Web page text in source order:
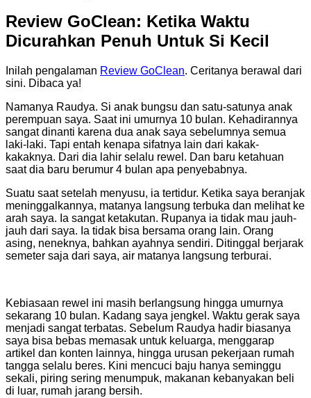
Review GoClean: Ketika Waktu
Dicurahkan Penuh Untuk Si Kecil
Inilah pengalaman Review GoClean. Ceritanya berawal dari
sini. Dibaca ya!
Namanya Raudya. Si anak bungsu dan satu-satunya anak
perempuan saya. Saat ini umurnya 10 bulan. Kehadirannya
sangat dinanti karena dua anak saya sebelumnya semua
laki-laki. Tapi entah kenapa sifatnya lain dari kakak-
kakaknya. Dari dia lahir selalu rewel. Dan baru ketahuan
saat dia baru berumur 4 bulan apa penyebabnya.
Suatu saat setelah menyusu, ia tertidur. Ketika saya beranjak
meninggalkannya, matanya langsung terbuka dan melihat ke
arah saya. Ia sangat ketakutan. Rupanya ia tidak mau jauh-
jauh dari saya. Ia tidak bisa bersama orang lain. Orang
asing, neneknya, bahkan ayahnya sendiri. Ditinggal berjarak
semeter saja dari saya, air matanya langsung terburai.
Kebiasaan rewel ini masih berlangsung hingga umurnya
sekarang 10 bulan. Kadang saya jengkel. Waktu gerak saya
menjadi sangat terbatas. Sebelum Raudya hadir biasanya
saya bisa bebas memasak untuk keluarga, menggarap
artikel dan konten lainnya, hingga urusan pekerjaan rumah
tangga selalu beres. Kini mencuci baju hanya seminggu
sekali, piring sering menumpuk, makanan kebanyakan beli
di luar, rumah jarang bersih.